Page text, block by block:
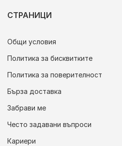
СТРАНИЦИ
Общи условия
Политика за бисквитките
Политика за поверителност
Бърза доставка
Забрави ме
Често задавани въпроси
Кариери